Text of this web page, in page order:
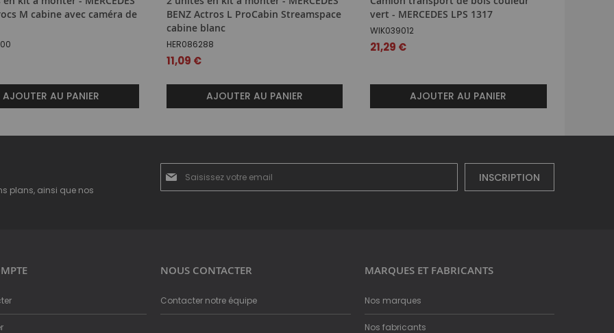
M cabine avec caméra de
AJOUTER AU PANIER
BENZ Actros L ProCabin Streamspace
cabine blanc
HER086288
11,09 €
AJOUTER AU PANIER
vert - MERCEDES LPS 1317
WIK039012
21,29 €
AJOUTER AU PANIER
plans, ainsi que nos
notre
INSCRIPTION
NOUS CONTACTER
Contacter notre équipe
MARQUES ET FABRICANTS
Nos marques
Nos fabricants